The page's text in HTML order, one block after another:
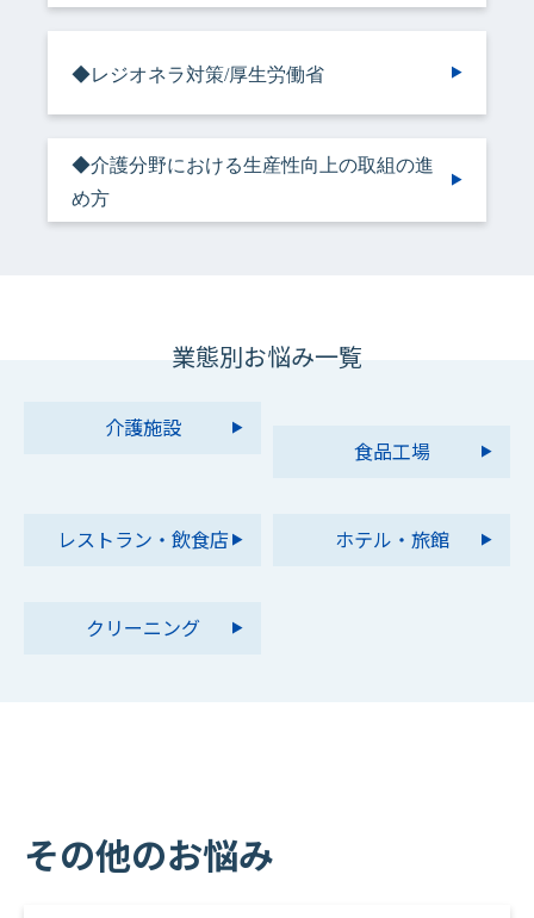
◆レジオネラ対策/厚生労働省
◆介護分野における生産性向上の取組の進
め方
業態別お悩み一覧
介護施設
食品工場
レストラン・飲食店 ホテル・旅館
クリーニング
その他のお悩み